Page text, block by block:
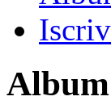
Album